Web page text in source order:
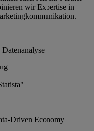
wir Expertise in
Driven Economy